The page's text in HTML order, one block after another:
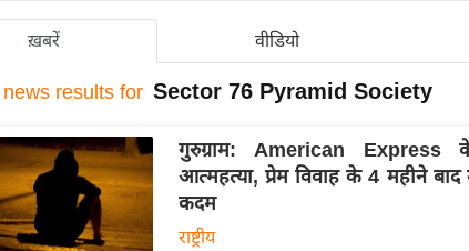
ख़बरें वीडियो
news results for Sector 76 Pyramid Society
गुरुग्राम: American
आत्महत्या, प्रेम विवाह के 4 महीने
कदम
राष्ट्रीय